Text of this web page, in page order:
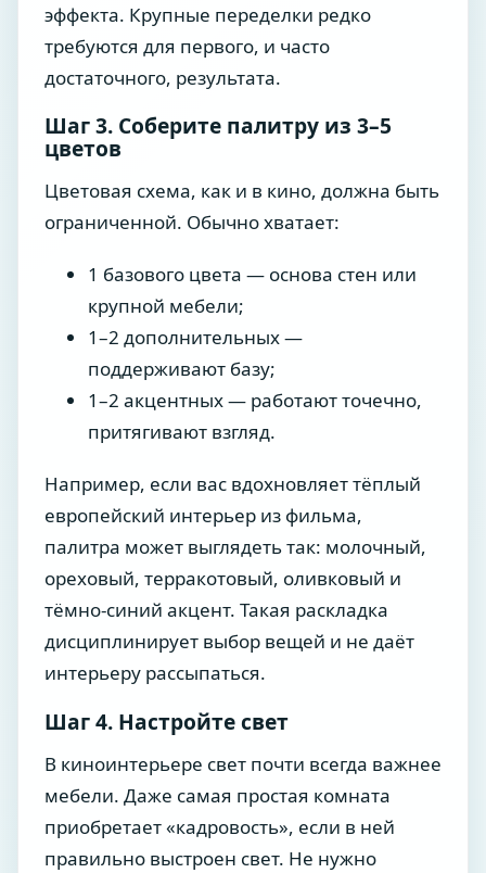
эффекта. Крупные переделки редко
требуются для первого, и часто
достаточного, результата.
Шаг 3. Соберите палитру из 3–5
цветов
Цветовая схема, как и в кино, должна быть
ограниченной. Обычно хватает:
1 базового цвета — основа стен или
крупной мебели;
1–2 дополнительных —
поддерживают базу;
1–2 акцентных — работают точечно,
притягивают взгляд.
Например, если вас вдохновляет тёплый
европейский интерьер из фильма,
палитра может выглядеть так: молочный,
ореховый, терракотовый, оливковый и
тёмно-синий акцент. Такая раскладка
дисциплинирует выбор вещей и не даёт
интерьеру рассыпаться.
Шаг 4. Настройте свет
В киноинтерьере свет почти всегда важнее
мебели. Даже самая простая комната
приобретает «кадровость», если в ней
правильно выстроен свет. Не нужно